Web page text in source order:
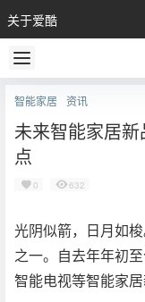
关于爱酷
智能家居 资讯
未来智能家居
点
0 632
光阴似箭，日月如
之一。自去年年初
智能电视等智能家